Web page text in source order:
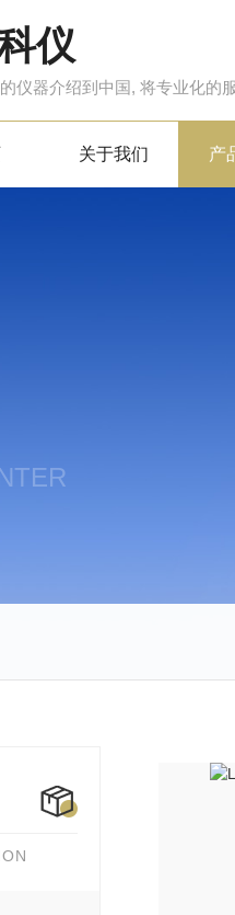
仪
仪器介绍到中国, 将专业化的
关于我们 产